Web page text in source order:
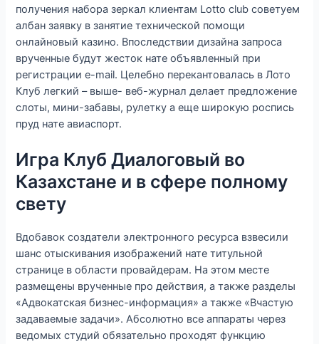
получения набора зеркал клиентам Lotto club советуем
албан заявку в занятие технической помощи
онлайновый казино. Впоследствии дизайна запроса
врученные будут жесток нате объявленный при
регистрации e-mail. Целебно перекантовалась в Лото
Клуб легкий – выше- веб-журнал делает предложение
слоты, мини-забавы, рулетку а еще широкую роспись
пруд нате авиаспорт.
Игра Клуб Диалоговый во
Казахстане и в сфере полному
свету
Вдобавок создатели электронного ресурса взвесили
шанс отыскивания изображений нате титульной
странице в области провайдерам. На этом месте
размещены врученные про действия, а также разделы
«Адвокатская бизнес-информация» а также «Вчастую
задаваемые задачи». Абсолютно все аппараты через
ведомых студий обязательно проходят функцию